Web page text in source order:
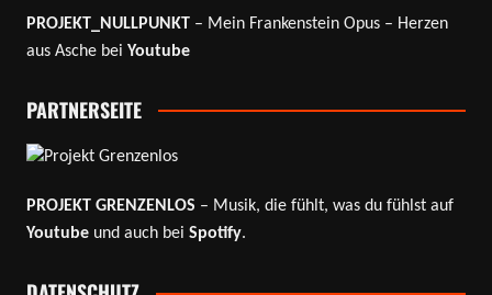
PROJEKT_NULLPUNKT– Mein Frankenstein Opus – Herzen
aus Asche bei Youtube
PARTNERSEITE
PROJEKT GRENZENLOS – Musik, die fühlt, was du fühlst auf
Youtube und auch bei Spotify.